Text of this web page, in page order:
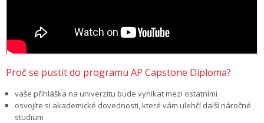
Proč se pustit do programu AP Capstone Diploma?
vaše přihláška na univerzitu bude vynikat mezi ostatními
osvojíte si akademické dovednosti, které vám ulehčí další náročné
studium